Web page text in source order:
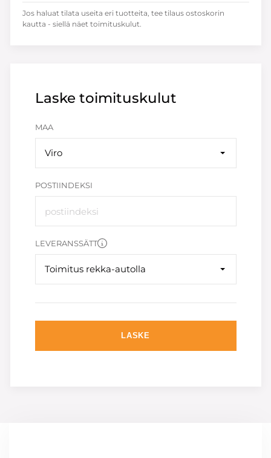
Laske toimituskulut
MAA
Viro
POSTIINDEKSI
LEVERANSSÄTT
Toimitus rekka-autolla
LASKE
Jos haluat tilata useita eri tuotteita, tee tilaus ostoskorin
kautta - siellä näet toimituskulut.